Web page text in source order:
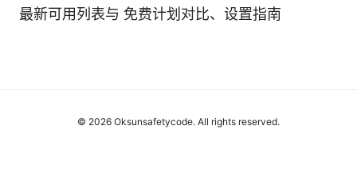
最新可用列表与 免费计划对比、设置指南
© 2026 Oksunsafetycode. All rights reserved.